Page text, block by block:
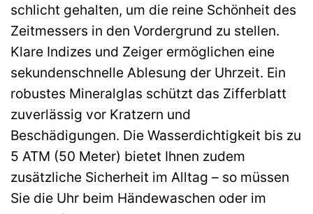
schlicht gehalten, um die reine Schönheit des
Zeitmessers in den Vordergrund zu stellen.
Klare Indizes und Zeiger ermöglichen eine
sekundenschnelle Ablesung der Uhrzeit. Ein
robustes Mineralglas schützt das Zifferblatt
zuverlässig vor Kratzern und
Beschädigungen. Die Wasserdichtigkeit bis zu
5 ATM (50 Meter) bietet Ihnen zudem
zusätzliche Sicherheit im Alltag – so müssen
Sie die Uhr beim Händewaschen oder im